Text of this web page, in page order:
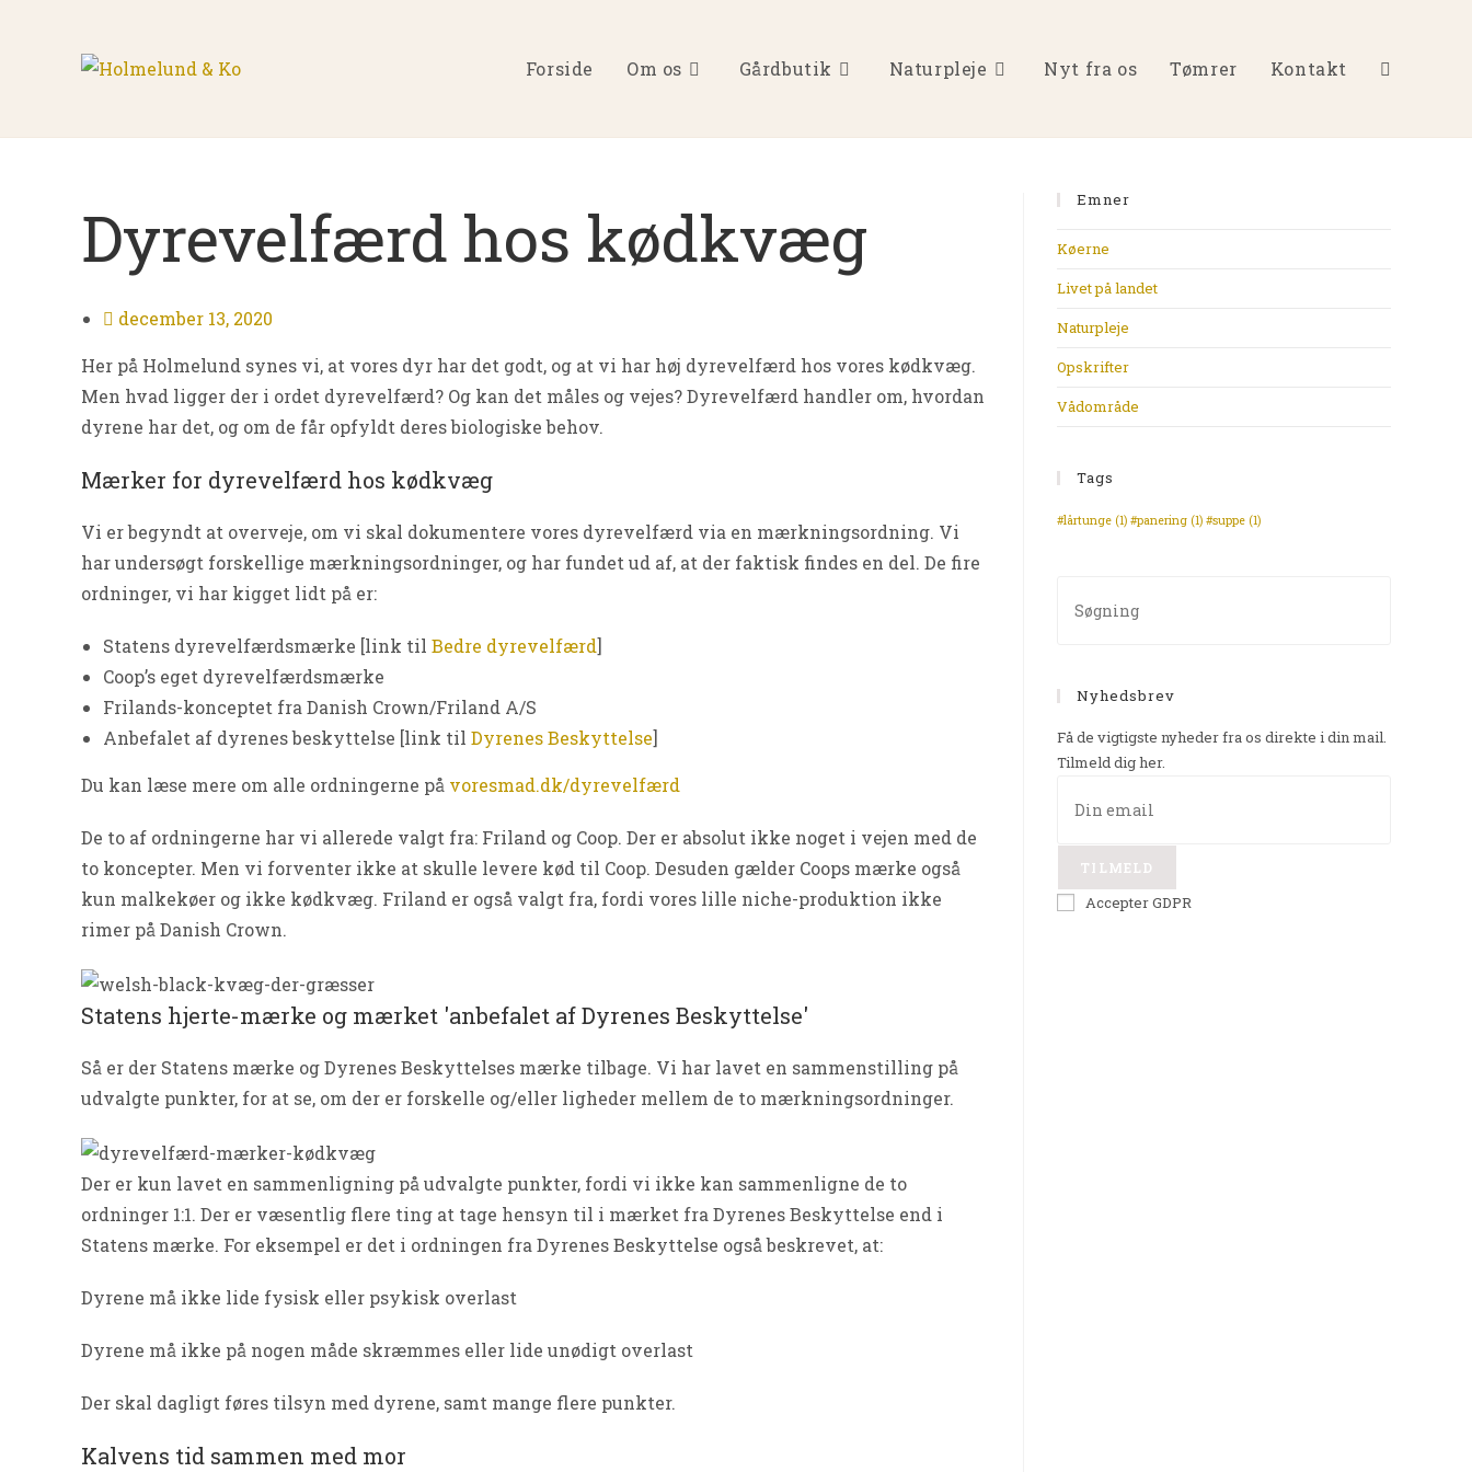
Forside Om os Gårdbutik Naturpleje Nyt fra os Tømrer Kontakt Toggle
Dyrevelfærd hos kødkvæg
december 13, 2020
Her på Holmelund synes vi, at vores dyr har det godt, og at vi har høj dyrevelfærd hos vores kødkvæg.
Men hvad ligger der i ordet dyrevelfærd? Og kan det måles og vejes? Dyrevelfærd handler om, hvordan
dyrene har det, og om de får opfyldt deres biologiske behov.
Mærker for dyrevelfærd hos kødkvæg
Vi er begyndt at overveje, om vi skal dokumentere vores dyrevelfærd via en mærkningsordning. Vi
har undersøgt forskellige mærkningsordninger, og har fundet ud af, at der faktisk findes en del. De fire
ordninger, vi har kigget lidt på er:
Statens dyrevelfærdsmærke [link til Bedre dyrevelfærd]
Coop’s eget dyrevelfærdsmærke
Frilands-konceptet fra Danish Crown/Friland A/S
Anbefalet af dyrenes beskyttelse [link til Dyrenes Beskyttelse]
Du kan læse mere om alle ordningerne på voresmad.dk/dyrevelfærd
De to af ordningerne har vi allerede valgt fra: Friland og Coop. Der er absolut ikke noget i vejen med de
to koncepter. Men vi forventer ikke at skulle levere kød til Coop. Desuden gælder Coops mærke også
kun malkekøer og ikke kødkvæg. Friland er også valgt fra, fordi vores lille niche-produktion ikke
rimer på Danish Crown.
Statens hjerte-mærke og mærket 'anbefalet af Dyrenes Beskyttelse'
Så er der Statens mærke og Dyrenes Beskyttelses mærke tilbage. Vi har lavet en sammenstilling på
udvalgte punkter, for at se, om der er forskelle og/eller ligheder mellem de to mærkningsordninger.
Der er kun lavet en sammenligning på udvalgte punkter, fordi vi ikke kan sammenligne de to
ordninger 1:1. Der er væsentlig flere ting at tage hensyn til i mærket fra Dyrenes Beskyttelse end i
Statens mærke. For eksempel er det i ordningen fra Dyrenes Beskyttelse også beskrevet, at:
Dyrene må ikke lide fysisk eller psykisk overlast
Dyrene må ikke på nogen måde skræmmes eller lide unødigt overlast
Der skal dagligt føres tilsyn med dyrene, samt mange flere punkter.
Kalvens tid sammen med mor
Emner
Køerne
Livet på landet
Naturpleje
Opskrifter
Vådområde
Tags
#lårtunge (1) #panering (1) #suppe (1)
Nyhedsbrev
Få de vigtigste nyheder fra os direkte i din mail.
Tilmeld dig her.
TILMELD
Accepter GDPR